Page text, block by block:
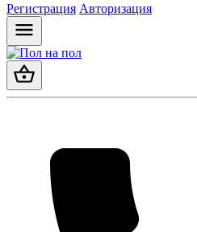
Регистрация Авторизация